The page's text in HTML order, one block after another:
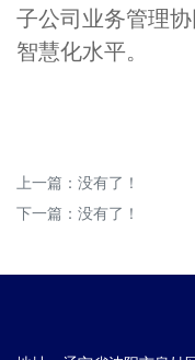
子公司业务管理协
智慧化水平。
上一篇：没有了！
下一篇：没有了！